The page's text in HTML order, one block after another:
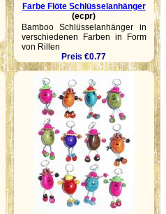
Farbe Flöte Schlüsselanhänger
(ecpr)
Bamboo Schlüsselanhänger in
verschiedenen Farben in Form
von Rillen
Preis €0.77